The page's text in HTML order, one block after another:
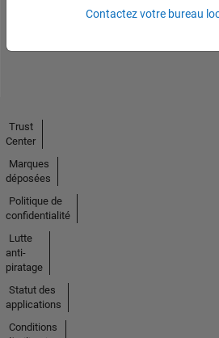
Contactez votre bureau
Trust
Center
Marques
déposées
Politique de
confidentialité
Lutte
anti-
piratage
Statut des
applications
Conditions